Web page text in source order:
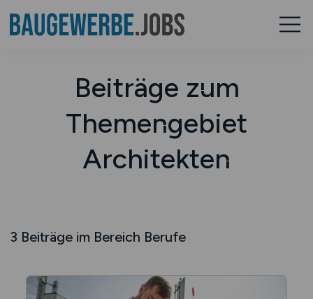
Beiträge zum
Themengebiet
Architekten
3 Beiträge im Bereich Berufe